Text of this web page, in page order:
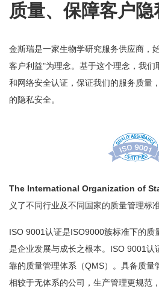
质量、保障客户隐
金斯瑞是一家生物学研究服务供应商，
客户利益"为理念。基于这个理念，我们
和网络安全认证，保证我们的服务质量
的隐私安全。
The International Organization of
义了不同行业及不同国家的质量管理标准
ISO 9001认证是ISO9000族标准下的质
是企业发展与成长之根本。ISO 9001认
靠的质量管理体系（QMS）。具备质量
相较于无体系的公司，生产管理更规范